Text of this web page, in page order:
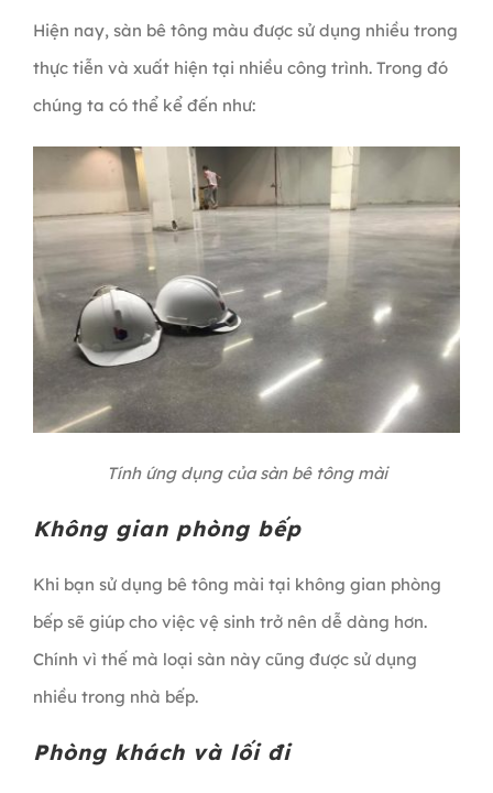
Hiện nay, sàn bê tông màu được sử dụng nhiều trong
thực tiễn và xuất hiện tại nhiều công trình. Trong đó
chúng ta có thể kể đến như:
Tính ứng dụng của sàn bê tông mài
Không gian phòng bếp
Khi bạn sử dụng bê tông mài tại không gian phòng
bếp sẽ giúp cho việc vệ sinh trở nên dễ dàng hơn.
Chính vì thế mà loại sàn này cũng được sử dụng
nhiều trong nhà bếp.
Phòng khách và lối đi